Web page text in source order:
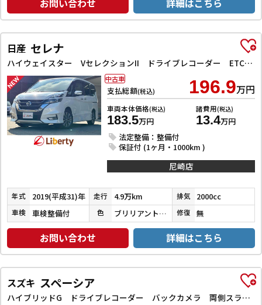
お問い合わせ 詳細はこちら
日産 セレナ
ハイウェイスター VセレクションII ドライブレコーダー ETC バックカメラ サイドカメラ ナビ TV クリアランスソナー オートクルーズコントロール パークアシスト 衝突被害軽減システム 両側電動スライドドア オートライト
支払総額(税込) 196.9万円
車両本体価格(税込)
183.5万円
諸費用(税込)
13.4万円
法定整備：整備付
保証付 (1ヶ月・1000km )
中古車
尼崎店
年式 2019(平成31)年 走行 4.9万km 排気 2000cc
車検 車検整備付 色 ブリリアントホワイトパール３コートパール 修復 無
お問い合わせ 詳細はこちら
スズキ スペーシア
ハイブリッドG ドライブレコーダー バックカメラ 両側スライドドア ナビ TV スマートキー アイドリングストップ 電動格納ミラー ベンチシート CVT ESC CD DVD再生 Bluetooth エアコン